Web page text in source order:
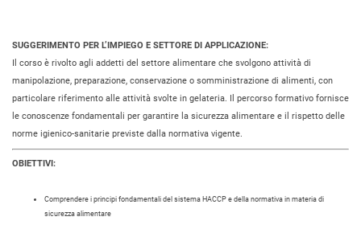
SUGGERIMENTO PER L’IMPIEGO E SETTORE DI APPLICAZIONE:
Il corso è rivolto agli addetti del settore alimentare che svolgono attività di
manipolazione, preparazione, conservazione o somministrazione di alimenti, con
particolare riferimento alle attività svolte in gelateria. Il percorso formativo fornisce
le conoscenze fondamentali per garantire la sicurezza alimentare e il rispetto delle
norme igienico-sanitarie previste dalla normativa vigente.
OBIETTIVI:
Comprendere i principi fondamentali del sistema HACCP e della normativa in materia di
sicurezza alimentare